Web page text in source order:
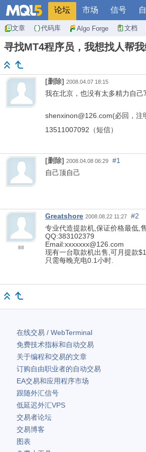
论坛 市场 信号
文章 代码库 Algo Forge 文档
寻找MT4程序员，我想找人帮
[删除] 2008.04.07 18:15
我在北京，也没有太多精力自
shenxinon@126.com(必回，注
13511007092（短信）
[删除] 2008.04.08 06:29
#1
自己顶自己
88
Greatshore 2008.08.22 11:27
#2
专业代造提款机,保证价格最低,
QQ:383102379
Email:xxxxxxx@126.com
现有一台取款机出售,可月提款
只需每晚充电0.1小时.
在线交易 / WebTerminal
免费技术指标和自动交易
关于编程和交易的文章
订购自由职业者的自动交易
EA交易和应用程序市场
跟随外汇信号
低延迟外汇VPS
交易者论坛
交易博客
图表